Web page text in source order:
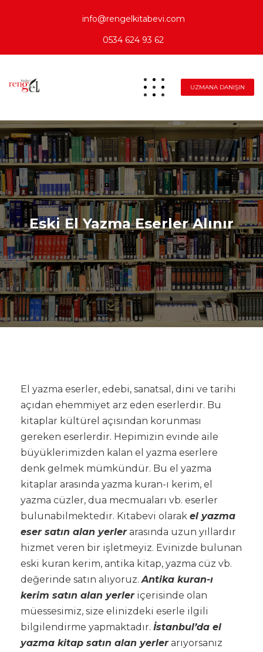
info@rengelkitabevi.com
0534 624 93 62
UZMANA DANIŞIN
Eski El Yazma Eserler Alınır
El yazma eserler, edebi, sanatsal, dini ve tarihi
açıdan ehemmiyet arz eden eserlerdir. Bu
kitaplar kültürel açısından korunması
gereken eserlerdir. Hepimizin evinde aile
büyüklerimizden kalan el yazma eserlere
denk gelmek mümkündür. Bu el yazma
kitaplar arasında yazma kuran-ı kerim, el
yazma cüzler, dua mecmuaları vb. eserler
bulunabilmektedir. Kitabevi olarak el yazma
eser satın alan yerlerarasında uzun yıllardır
hizmet veren bir işletmeyiz. Evinizde bulunan
eski kuran kerim, antika kitap, yazma cüz vb.
değerinde satın alıyoruz.Antika kuran-ı
kerim satın alan yerleriçerisinde olan
müessesimiz, size elinizdeki eserle ilgili
bilgilendirme yapmaktadır. İstanbul’da el
yazma kitap satın alan yerlerarıyorsanız